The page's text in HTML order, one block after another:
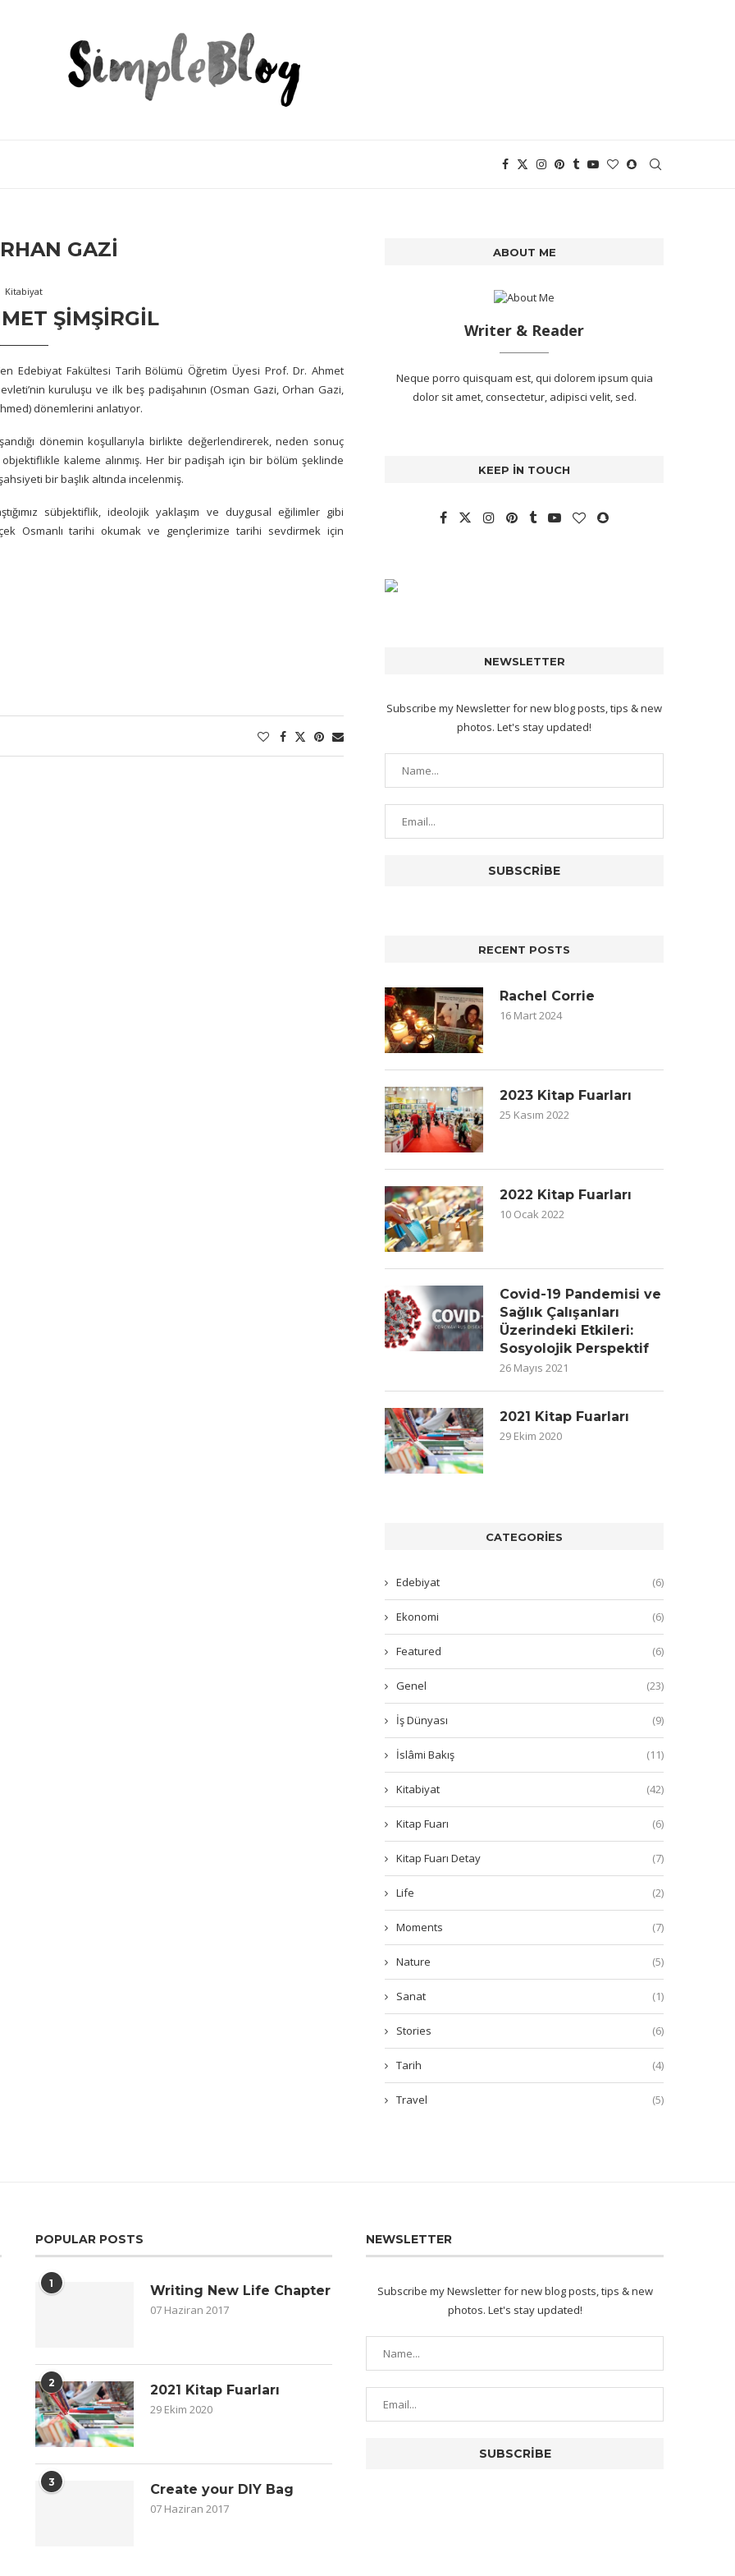
GAZI
Kitabiyat
ŞIMŞIRGIL
Edebiyat Fakültesi Tarih Bölümü Öğretim Üyesi Prof. Dr. Ahmet
kuruluşu ve ilk beş padişahının (Osman Gazi, Orhan Gazi,
dönemlerini anlatıyor.
dönemin koşullarıyla birlikte değerlendirerek, neden sonuç
kaleme alınmış. Her bir padişah için bir bölüm şeklinde
bir başlık altında incelenmiş.
sübjektiflik, ideolojik yaklaşım ve duygusal eğilimler gibi
Osmanlı tarihi okumak ve gençlerimize tarihi sevdirmek için
ABOUT ME
Writer & Reader
Neque porro quisquam est, qui dolorem ipsum quia
dolor sit amet, consectetur, adipisci velit, sed.
KEEP IN TOUCH
NEWSLETTER
Subscribe my Newsletter for new blog posts, tips & new
photos. Let's stay updated!
RECENT POSTS
Rachel Corrie
16 Mart 2024
2023 Kitap Fuarları
25 Kasım 2022
2022 Kitap Fuarları
10 Ocak 2022
Covid-19 Pandemisi ve
Sağlık Çalışanları
Üzerindeki Etkileri:
Sosyolojik Perspektif
26 Mayıs 2021
2021 Kitap Fuarları
29 Ekim 2020
CATEGORIES
Edebiyat (6)
Ekonomi (6)
Featured (6)
Genel (23)
İş Dünyası (9)
İslâmi Bakış (11)
Kitabiyat (42)
Kitap Fuarı (6)
Kitap Fuarı Detay (7)
Life (2)
Moments (7)
Nature (5)
Sanat (1)
Stories (6)
Tarih (4)
Travel (5)
POPULAR POSTS
1 Writing New Life Chapter
07 Haziran 2017
2 2021 Kitap Fuarları
29 Ekim 2020
3 Create your DIY Bag
07 Haziran 2017
NEWSLETTER
Subscribe my Newsletter for new blog posts, tips & new
photos. Let's stay updated!